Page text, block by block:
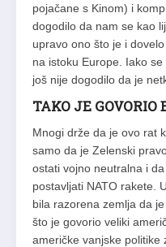
pojačane s Kinom) i
dogodilo da nam se kao
upravo ono što je i
na istoku Europe. Iako
još nije dogodilo da je
TAKO JE GOVORIO
Mnogi drže da je ovo rat
samo da je Zelenski
ostati vojno neutralna i
postavljati NATO rakete.
bila razorena zemlja da
što je govorio veliki
američke vanjske politike